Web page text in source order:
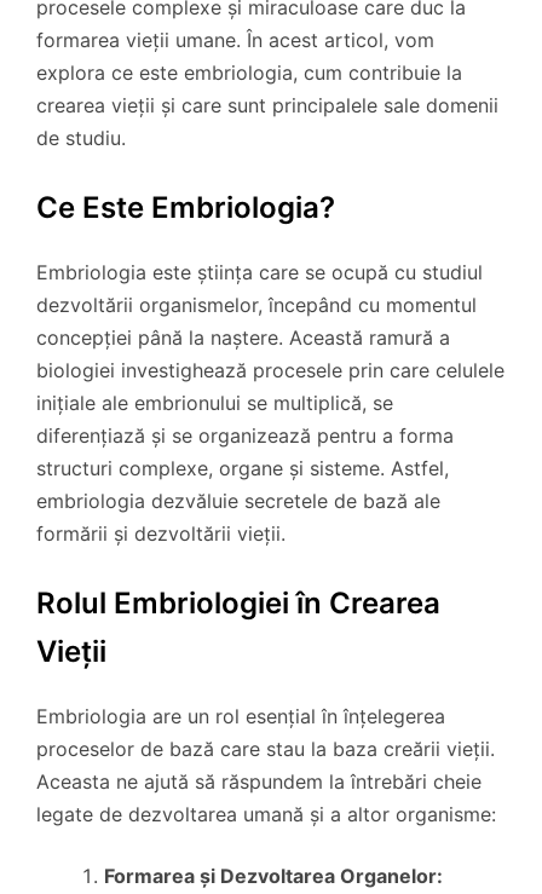
procesele complexe și miraculoase care duc la
formarea vieții umane. În acest articol, vom
explora ce este embriologia, cum contribuie la
crearea vieții și care sunt principalele sale domenii
de studiu.
Ce Este Embriologia?
Embriologia este știința care se ocupă cu studiul
dezvoltării organismelor, începând cu momentul
concepției până la naștere. Această ramură a
biologiei investighează procesele prin care celulele
inițiale ale embrionului se multiplică, se
diferențiază și se organizează pentru a forma
structuri complexe, organe și sisteme. Astfel,
embriologia dezvăluie secretele de bază ale
formării și dezvoltării vieții.
Rolul Embriologiei în Crearea
Vieții
Embriologia are un rol esențial în înțelegerea
proceselor de bază care stau la baza creării vieții.
Aceasta ne ajută să răspundem la întrebări cheie
legate de dezvoltarea umană și a altor organisme:
Formarea și Dezvoltarea Organelor: